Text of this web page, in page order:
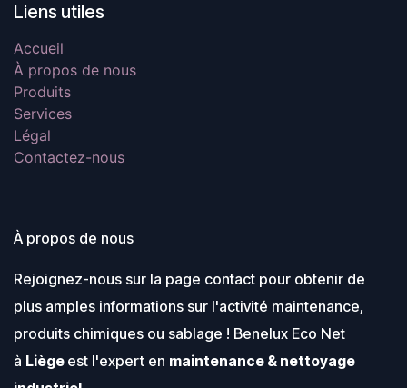
Liens utiles
Accueil
À propos de nous
Produits
Services
Légal
Contactez-nous
À propos de nous
Rejoignez-nous sur la page contact pour obtenir de
plus amples informations sur l'activité maintenance,
produits chimiques ou sablage ! Benelux Eco Net
à Liège est l'expert en maintenance & nettoyage